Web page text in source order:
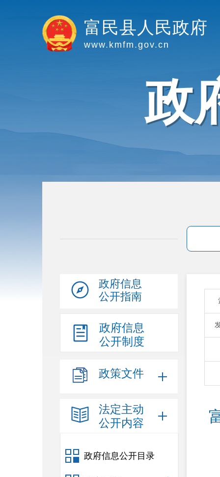
富民县人民政府
www.kmfm.gov.cn
政
政府信息
公开指南
政府信息
公开制度
政策文件
法定主动
公开内容
政府信息公开目录